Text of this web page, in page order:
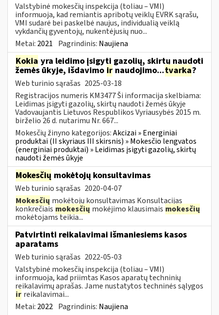
Valstybinė mokesčių inspekcija (toliau – VMI)
informuoja, kad remiantis apribotų veiklų EVRK sąrašu,
VMI sudarė bei paskelbė naujus, individualią veiklą
vykdančių gyventojų, nukentėjusių nuo...
Metai: 2021 Pagrindinis: Naujiena
Kokia yra leidimo įsigyti gazolių, skirtų naudoti
žemės ūkyje, išdavimo ir naudojimo...tvarka?
Web turinio sąrašas 2025-03-18
Registracijos numeris KM3477 Ši informacija skelbiama:
Leidimas įsigyti gazolių, skirtų naudoti žemės ūkyje
Vadovaujantis Lietuvos Respublikos Vyriausybės 2015 m.
birželio 26 d. nutarimu Nr. 667...
Mokesčių žinyno kategorijos:Akcizai » Energiniai
produktai (II skyriaus III skirsnis) » Mokesčio lengvatos
(energiniai produktai) » Leidimas įsigyti gazolių, skirtų
naudoti žemės ūkyje
Mokesčių mokėtojų konsultavimas
Web turinio sąrašas 2020-04-07
Mokesčių mokėtojų konsultavimas Konsultacijas
konkrečiais mokesčių mokėjimo klausimais mokesčių
mokėtojams teikia...
Patvirtinti reikalavimai išmaniesiems kasos
aparatams
Web turinio sąrašas 2022-05-03
Valstybinė mokesčių inspekcija (toliau – VMI)
informuoja, kad priimtas Kasos aparatų techninių
reikalavimų aprašas. Jame nustatytos techninės sąlygos
ir reikalavimai...
Metai: 2022 Pagrindinis: Naujiena